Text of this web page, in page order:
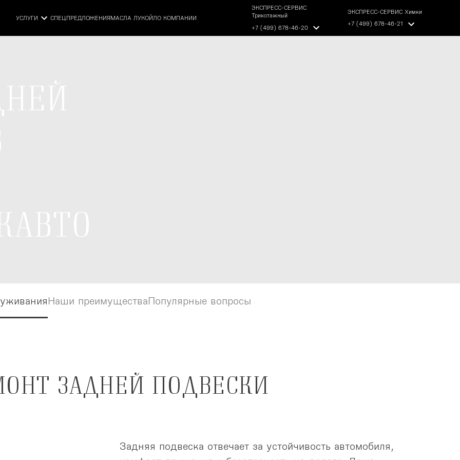
УСЛУГИ СПЕЦПРЕДЛОЖЕНИЯМАСЛА ЛУКОЙЛО КОМПАНИИ
ЭКСПРЕСС-СЕРВИС
Трикотажный
+7 (499) 678-46-20
ЭКСПРЕСС-СЕРВИС Химки
+7 (499) 678-46-21
Наши преимуществаПопулярные вопросы
Наши преимуществаПопулярные вопросы
ЗАДНЕЙ ПОДВЕСКИ
Задняя подвеска отвечает за устойчивость автомобиля,